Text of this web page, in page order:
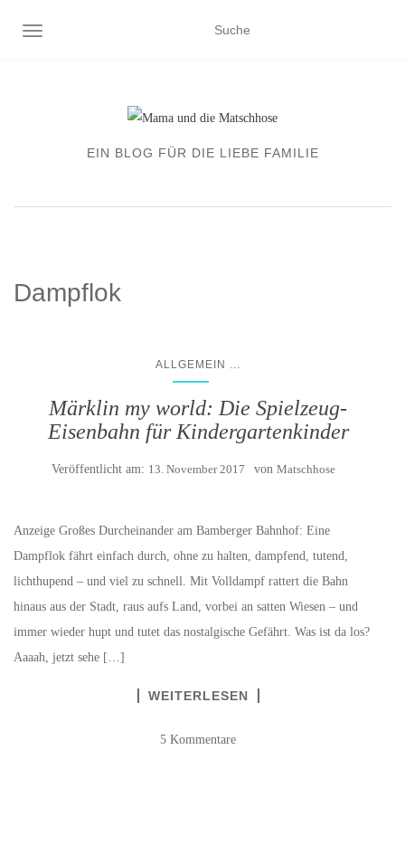
NAVIGATION EIN-/AUSSCHALTEN
EIN BLOG FÜR DIE LIEBE FAMILIE
Dampflok
ALLGEMEIN
Märklin my world: Die Spielzeug-
Eisenbahn für Kindergartenkinder
Veröffentlicht am: 13. November 2017 von Matschhose
Anzeige Großes Durcheinander am Bamberger Bahnhof: Eine
Dampflok fährt einfach durch, ohne zu halten, dampfend, tutend,
lichthupend – und viel zu schnell. Mit Volldampf rattert die Bahn
hinaus aus der Stadt, raus aufs Land, vorbei an satten Wiesen – und
immer wieder hupt und tutet das nostalgische Gefährt. Was ist da los?
Aaaah, jetzt sehe […]
WEITERLESEN
5 Kommentare